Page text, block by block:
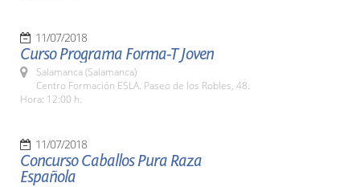
11/07/2018
Curso Programa Forma-T Joven
Salamanca (Salamanca)
Centro Formación ESLA. Paseo de los Robles, 48.
Hora: 12:00 h.
11/07/2018
Concurso Caballos Pura Raza
Española